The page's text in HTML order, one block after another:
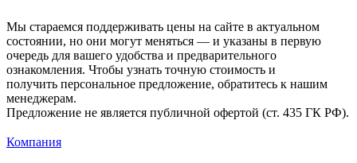
Мы стараемся поддерживать цены на сайте в актуальном
состоянии, но они могут меняться — и указаны в первую
очередь для вашего удобства и предварительного
ознакомления. Чтобы узнать точную стоимость и
получить персональное предложение, обратитесь к нашим
менеджерам.
Предложение не является публичной офертой (ст. 435 ГК РФ).
Компания